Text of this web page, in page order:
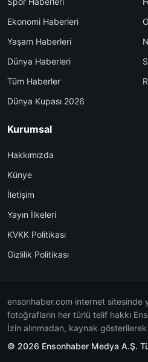
Ekonomi Haberleri
Yaşam Haberleri
Dünya Haberleri
Tüm Haberler
Dünya Kupası 2026
Kurumsal
Hakkımızda
Künye
İletişim
Yayın İlkeleri
KVKK Politikası
Gizlilik Politikası
ensonhaber.com internet sitesinde
fotoğrafların her türlü telif hakkı
İzin alınmadan, kaynak
© 2026 Ensonhaber Medya A.Ş.